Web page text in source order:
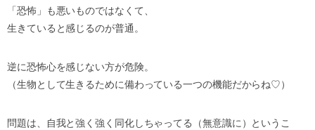
「恐怖」も悪いものではなくて、
生きていると感じるのが普通。
逆に恐怖心を感じない方が危険。
（生物として生きるために備わっている一つの機能だからね♡）
問題は、自我と強く強く同化しちゃってる（無意識に）というこ